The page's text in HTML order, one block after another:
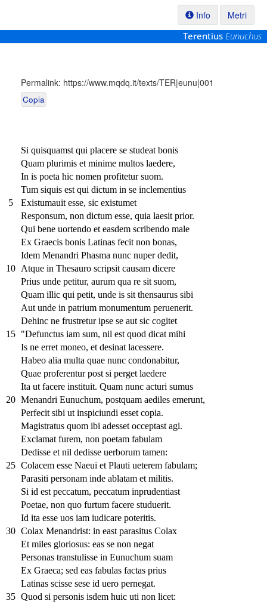
Info
Metri
Terentius Eunuchus
Permalink: https://www.mqdq.it/texts/TER|eunu|001
Copia
Si quisquamst qui placere se studeat bonis
Quam plurimis et minime multos laedere,
In is poeta hic nomen profitetur suom.
Tum siquis est qui dictum in se inclementius
5
Existumauit esse, sic existumet
Responsum, non dictum esse, quia laesit prior.
Qui bene uortendo et easdem scribendo male
Ex Graecis bonis Latinas fecit non bonas,
Idem Menandri Phasma nunc nuper dedit,
10
Atque in Thesauro scripsit causam dicere
Prius unde petitur, aurum qua re sit suom,
Quam illic qui petit, unde is sit thensaurus sibi
Aut unde in patrium monumentum peruenerit.
Dehinc ne frustretur ipse se aut sic cogitet
15
"Defunctus iam sum, nil est quod dicat mihi
Is ne erret moneo, et desinat lacessere.
Habeo alia multa quae nunc condonabitur,
Quae proferentur post si perget laedere
Ita ut facere instituit. Quam nunc acturi sumus
20 Menandri Eunuchum, postquam aediles emerunt,
Perfecit sibi ut inspiciundi esset copia.
Magistratus quom ibi adesset occeptast agi.
Exclamat furem, non poetam fabulam
Dedisse et nil dedisse uerborum tamen:
25 Colacem esse Naeui et Plauti ueterem fabulam;
Parasiti personam inde ablatam et militis.
Si id est peccatum, peccatum inprudentiast
Poetae, non quo furtum facere studuerit.
Id ita esse uos iam iudicare poteritis.
30 Colax Menandrist: in east parasitus Colax
Et miles gloriosus: eas se non negat
Personas transtulisse in Eunuchum suam
Ex Graeca; sed eas fabulas factas prius
Latinas scisse sese id uero pernegat.
35 Quod si personis isdem huic uti non licet: